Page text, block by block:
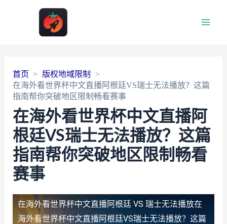
首页
版权地域限制
在海外看世界杯中文直播阿根廷VS瑞士无法播放？这篇
指南帮你突破地区限制畅看赛事
在海外看世界杯中文直播阿
根廷VS瑞士无法播放？这篇
指南帮你突破地区限制畅看
赛事
在海外看世界杯中文直播阿根廷 VS 瑞士无法播放在
海外看世界杯中文直播阿根廷VS瑞士无法播放？这篇